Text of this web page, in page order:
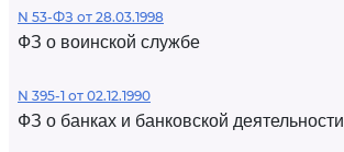
N 53-ФЗ от 28.03.1998
ФЗ о воинской службе
N 395-1 от 02.12.1990
ФЗ о банках и банковской деятельности